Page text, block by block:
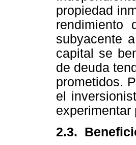
propiedad
subyacente
capital se
de deuda
prometidos.
el
experimentar
2.3.